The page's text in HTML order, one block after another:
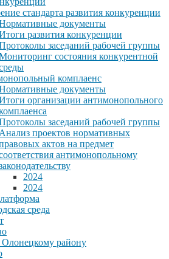
стандарта развития конкуренции
документы
развития конкуренции
заседаний рабочей группы
состояния конкурентной
комплаенс
документы
организации антимонопольного
заседаний рабочей группы
Анализ проектов нормативных
актов на предмет
антимонопольному
2024
2024
среда
району